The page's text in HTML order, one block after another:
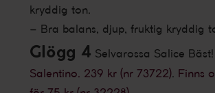
kryddig ton.
– Bra balans, djup, fruktig kryddig
Glögg 4 Selvarossa Salice Bäst!
Salentino. 239 kr (nr 73722). Finns